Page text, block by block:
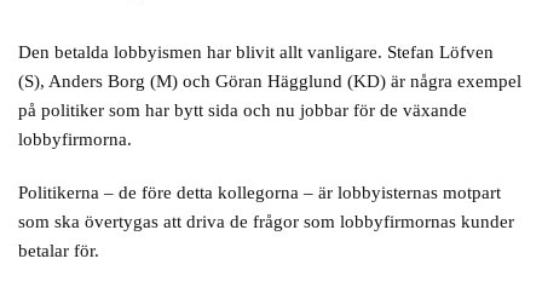
Den betalda lobbyismen har blivit allt vanligare. Stefan Löfven
(S), Anders Borg (M) och Göran Hägglund (KD) är några exempel
på politiker som har bytt sida och nu jobbar för de växande
lobbyfirmorna.
Politikerna – de före detta kollegorna – är lobbyisternas motpart
som ska övertygas att driva de frågor som lobbyfirmornas kunder
betalar för.